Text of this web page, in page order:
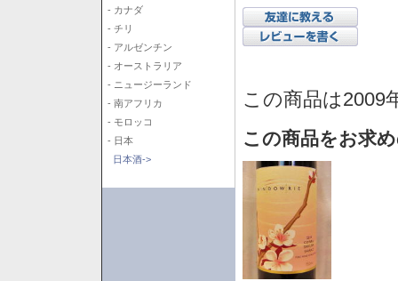
- カナダ
- チリ
- アルゼンチン
- オーストラリア
- ニュージーランド
- 南アフリカ
- モロッコ
- 日本
日本酒->
この商品は2009
この商品をお求